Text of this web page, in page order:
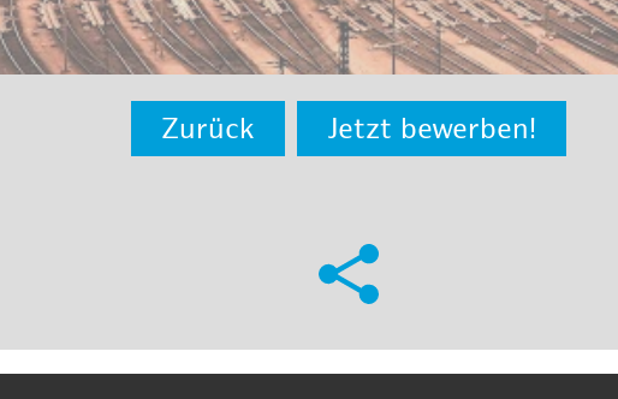
Zurück Jetzt bewerben!